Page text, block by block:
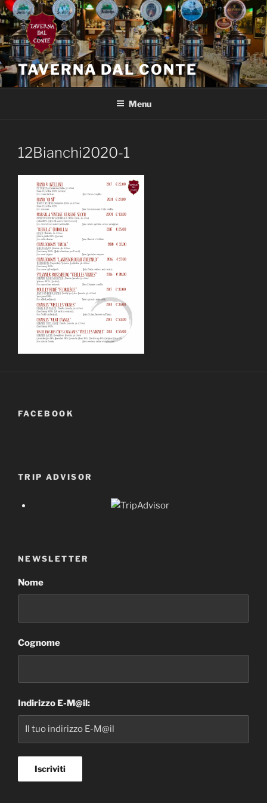
Salta
al
contenuto
TAVERNA DAL CONTE
Menu
12Bianchi2020-1
FACEBOOK
TRIP ADVISOR
NEWSLETTER
Nome
Cognome
Indirizzo E-M@il: